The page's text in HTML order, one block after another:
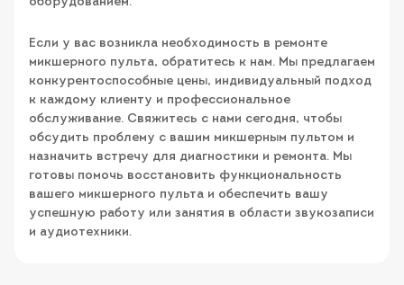
Если у вас возникла необходимость в ремонте
микшерного пульта, обратитесь к нам. Мы предлагаем
конкурентоспособные цены, индивидуальный подход
к каждому клиенту и профессиональное
обслуживание. Свяжитесь с нами сегодня, чтобы
обсудить проблему с вашим микшерным пультом и
назначить встречу для диагностики и ремонта. Мы
готовы помочь восстановить функциональность
вашего микшерного пульта и обеспечить вашу
успешную работу или занятия в области звукозаписи
и аудиотехники.